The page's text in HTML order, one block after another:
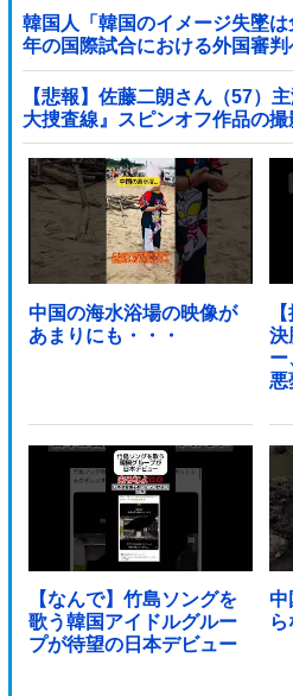
→
韓国人「韓国のイメージ失墜
年の国際試合における外国審
斉に報じられる‥」
【悲報】佐藤二朗さん（57）
大捜査線』スピンオフ作品の
定・・・・・・・・・他
中国の海水浴場の映像が
あまりにも・・・
決
ー
悪
【なんで】竹島ソングを
歌う韓国アイドルグルー
プが待望の日本デビュー
中